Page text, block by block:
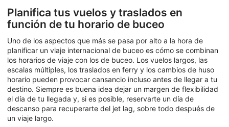
Planifica tus vuelos y traslados en
función de tu horario de buceo
Uno de los aspectos que más se pasa por alto a la hora de
planificar un viaje internacional de buceo es cómo se combinan
los horarios de viaje con los de buceo. Los vuelos largos, las
escalas múltiples, los traslados en ferry y los cambios de huso
horario pueden provocar cansancio incluso antes de llegar a tu
destino. Siempre es buena idea dejar un margen de flexibilidad
el día de tu llegada y, si es posible, reservarte un día de
descanso para recuperarte del jet lag, sobre todo después de
un viaje largo.